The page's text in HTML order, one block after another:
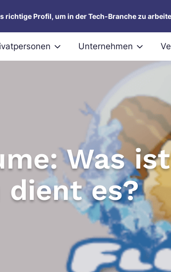
richtige Profil, um in der Tech-Branche zu
Unternehmen
Was ist
dient es?